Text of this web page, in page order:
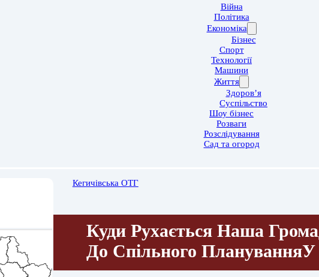
Війна
Політика
Економіка
Бізнес
Спорт
Технології
Машини
Життя
Здоров’я
Суспільство
Шоу бізнес
Розваги
Розслідування
Сад та огород
Кегичівська ОТГ
Куди Рухається Наша
До Спільного Планування